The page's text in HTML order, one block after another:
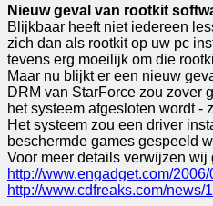
Nieuw geval van rootkit
Blijkbaar heeft niet iedereen
zich dan als rootkit op uw pc
tevens erg moeilijk om die
Maar nu blijkt er een nieuw
DRM van StarForce zou zover
het systeem afgesloten wordt -
Het systeem zou een driver
beschermde games gespeeld
Voor meer details verwijzen
http://www.engadget.com/
http://www.cdfreaks.com/news/